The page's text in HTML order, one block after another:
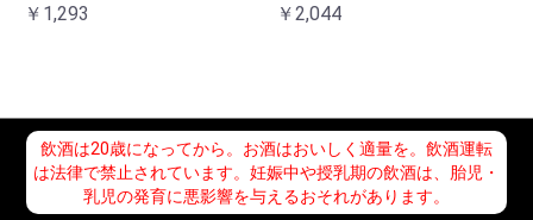
￥1,293
￥2,044
飲酒は20歳になってから。お酒はおいしく適量を。飲酒運転
は法律で禁止されています。妊娠中や授乳期の飲酒は、胎児・
乳児の発育に悪影響を与えるおそれがあります。